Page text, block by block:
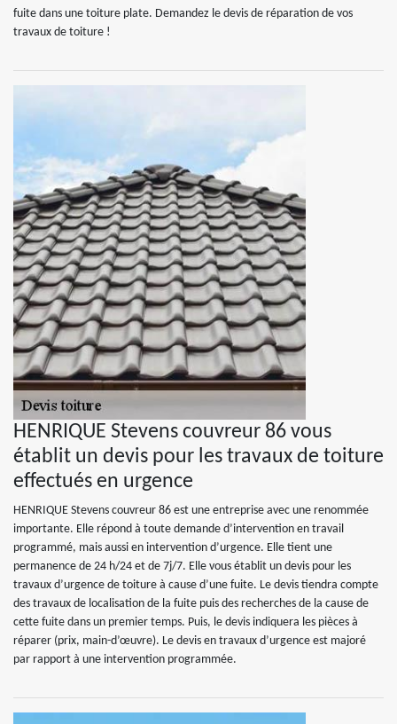
fuite dans une toiture plate. Demandez le devis de réparation de vos
travaux de toiture !
HENRIQUE Stevens couvreur 86 vous
établit un devis pour les travaux de toiture
effectués en urgence
HENRIQUE Stevens couvreur 86 est une entreprise avec une renommée
importante. Elle répond à toute demande d’intervention en travail
programmé, mais aussi en intervention d’urgence. Elle tient une
permanence de 24 h/24 et de 7j/7. Elle vous établit un devis pour les
travaux d’urgence de toiture à cause d’une fuite. Le devis tiendra compte
des travaux de localisation de la fuite puis des recherches de la cause de
cette fuite dans un premier temps. Puis, le devis indiquera les pièces à
réparer (prix, main-d’œuvre). Le devis en travaux d’urgence est majoré
par rapport à une intervention programmée.